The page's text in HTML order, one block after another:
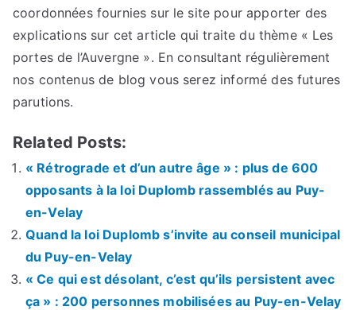
coordonnées fournies sur le site pour apporter des
explications sur cet article qui traite du thème « Les
portes de l’Auvergne ». En consultant régulièrement
nos contenus de blog vous serez informé des futures
parutions.
Related Posts:
« Rétrograde et d’un autre âge » : plus de 600
opposants à la loi Duplomb rassemblés au Puy-
en-Velay
Quand la loi Duplomb s’invite au conseil municipal
du Puy-en-Velay
« Ce qui est désolant, c’est qu’ils persistent avec
ça » : 200 personnes mobilisées au Puy-en-Velay